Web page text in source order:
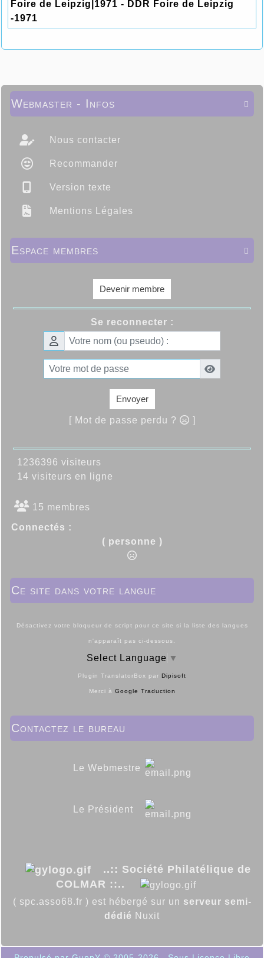
Foire de Leipzig|1971 - DDR Foire de Leipzig
-1971

Webmaster - Infos
Nous contacter
Recommander
Version texte
Mentions Légales

Espace membres
Devenir membre
Se reconnecter :
Envoyer
[ Mot de passe perdu ? ]
1236396 visiteurs
14 visiteurs en ligne
15 membres
Connectés :
( personne )
Ce site dans votre langue
Désactivez votre bloqueur de script pour ce site si la liste des langues
n'apparaît pas ci-dessous.
Select Language ▼
Plugin TranslatorBox par Dipisoft
Merci à Google Traduction
Contactez le bureau
Le Webmestre
Le Président
..:: Société Philatélique de
COLMAR ::..
( spc.asso68.fr ) est hébergé sur un serveur semi-
dédié Nuxit